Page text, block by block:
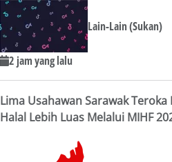
Lain-Lain (Sukan)
2 jam yang lalu
Lima Usahawan Sarawak Teroka
Halal Lebih Luas Melalui MIHF